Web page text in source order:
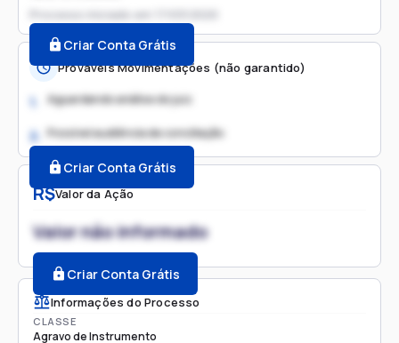
R$Valor da Ação
Valor não informado
Criar Conta Grátis
Informações do Processo
CLASSE
Agravo de Instrumento
Processo iniciado em
Criar Conta Grátis
Prováveis Movimentações (não garantido)
1. Aguardando análise do juiz
2. Possível audiência de conciliação
Criar Conta Grátis